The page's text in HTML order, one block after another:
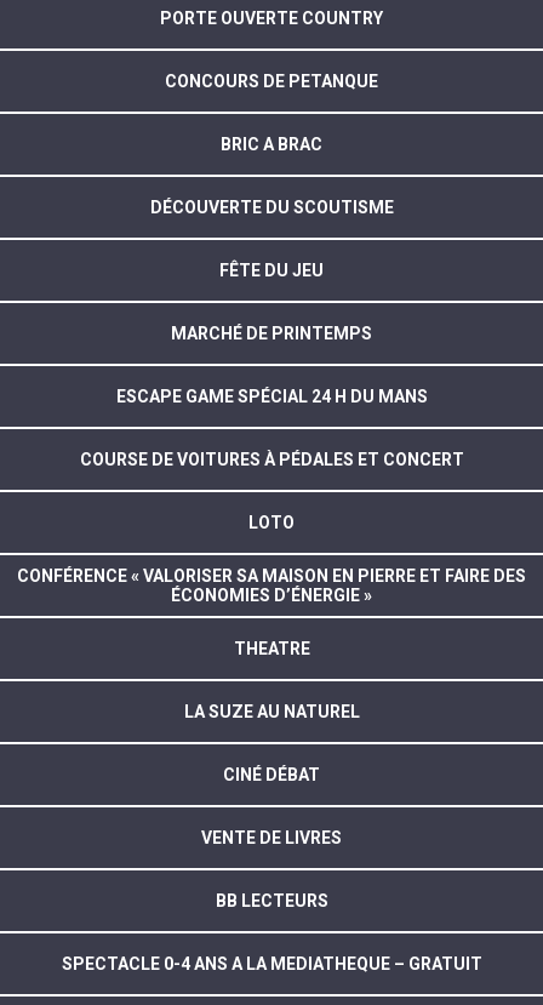
PORTE OUVERTE COUNTRY
CONCOURS DE PETANQUE
BRIC A BRAC
DÉCOUVERTE DU SCOUTISME
FÊTE DU JEU
MARCHÉ DE PRINTEMPS
ESCAPE GAME SPÉCIAL 24 H DU MANS
COURSE DE VOITURES À PÉDALES ET CONCERT
LOTO
CONFÉRENCE « VALORISER SA MAISON EN PIERRE ET FAIRE DES
ÉCONOMIES D’ÉNERGIE »
THEATRE
LA SUZE AU NATUREL
CINÉ DÉBAT
VENTE DE LIVRES
BB LECTEURS
SPECTACLE 0-4 ANS A LA MEDIATHEQUE – GRATUIT